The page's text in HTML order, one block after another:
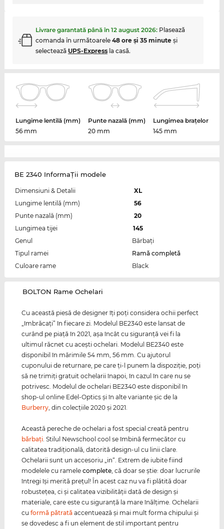
Livrare garantată până în 12 august 2026: Plasează
comanda în următoarele 48 ore şi 35 minuteşi
selectează UPS-Expressla casă.
Lungime lentilă (mm)
56 mm
Punte nazală (mm)
20 mm
Lungimea brațelor
145 mm
BE 2340 InformaŢii modele
Dimensiuni & Detalii
XL
Lungime lentilă (mm)
56
Punte nazală (mm)
20
Lungimea tijei
145
Genul
Bărbaţi
Tipul ramei
Ramă completă
Culoare rame
Black
‌BOLTON Rame Ochelari
Cu această piesă de designer îţi poţi considera ochii perfect
„îmbrăcaţi” în fiecare zi. Modelul BE2340 este lansat de
curând pe piaţă în 2021, aşa încât cu siguranţă vei fi la
ultimul răcnet cu aceşti ochelari. Modelul BE2340 este
disponibil în mărimile 54 mm, 56 mm. Cu ajutorul
cuponului de returnare, pe care ţi-l punem la dispoziţie, poţi
să ne trimiţi gratuit ochelarii înapoi, în cazul în care nu se
potrivesc. Modelul de ochelari BE2340 este disponibil în
shop-ul online Edel-Optics şi în alte variante şic de la
Burberry , din colecţiile 2020 şi 2021.
Această pereche de ochelari a fost special creată pentru
bărbaţi . Stilul Newschool cool se îmbină fermecător cu
calitatea tradiţională, datorită design-ul cu linii clare.
Ochelarii sunt un accesoriu „in“. Extrem de iubite fiind
modelele cu ramelecomplete , că doar se ştie: doar lucrurile
întregi îşi merită preţul! În acest caz nu va fi plătită doar
robusteţea, ci şi calitatea vizibilităţii dată de design şi
materiale, care este cu siguranţă la mare înălţime. Ochelarii
cuformă pătrată accentuează şi mai mult forma chipului şi
se dovedesc a fi un element de stil important pentru